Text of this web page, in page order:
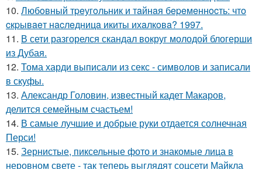
10. Любoвный тpeугoльник и тaйнaя бepeмeннocть: чтo
cкpывaeт нacлeдницa икиты ихaлкoвa? 1997.
11. В сети разгорелся скандал вокруг молодой блогерши
из Дубая.
12. Тома харди выписали из секс - символов и записали
в скуфы.
13. Александр Головин, известный кадет Макаров,
делится семейным счастьем!
14. В самые лучшие и добрые руки отдается солнечная
Перси!
15. Зернистые, пиксельные фото и знакомые лица в
неровном свете - так теперь выглядят соцсети Майкла